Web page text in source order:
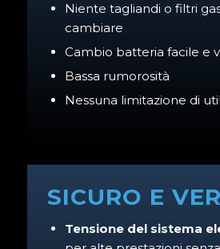
Niente tagliandi o filtri
cambiare
Cambio batteria facile e
Bassa rumorosità
Nessuna limitazione di
SICURO E
Tensione del sistema